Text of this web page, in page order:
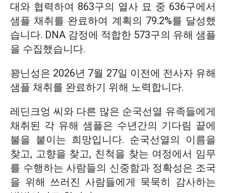
대와 협력하여 863구의 열사 묘 중 636구에서
샘플 채취를 완료하여 계획의 79.2%를 달성했
습니다. DNA 감정에 적합한 573구의 유해 샘플
을 수집했습니다.
꽝닌성은 2026년 7월 27일 이전에 전사자 유해
샘플 채취를 완료하기 위해 노력합니다.
레딘크엉 씨와 다른 많은 순국선열 유족들에게
채취된 각 유해 샘플은 수년간의 기다림 끝에
불을 붙이는 희망입니다. 순국선열의 이름을
찾고, 고향을 찾고, 친척을 찾는 여정에서 임무
를 수행하는 사람들의 신중함과 정확성은 조국
을 위해 쓰러진 사람들에게 묵묵히 감사하는